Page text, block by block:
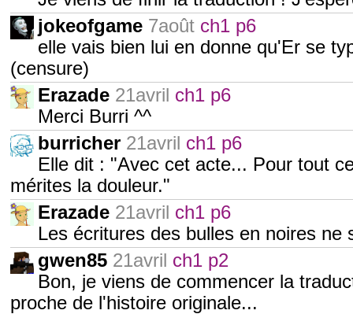
jokeofgame 7août ch1 p6
elle vais bien lui en donne qu'Er se
(censure)
Erazade 21avril ch1 p6
Merci Burri ^^
burricher 21avril ch1 p6
Elle dit : "Avec cet acte... Pour tout
mérites la douleur."
Erazade 21avril ch1 p6
Les écritures des bulles en noires ne
gwen85 21avril ch1 p2
Bon, je viens de commencer la
proche de l'histoire originale...